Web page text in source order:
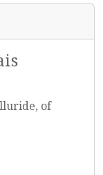
of